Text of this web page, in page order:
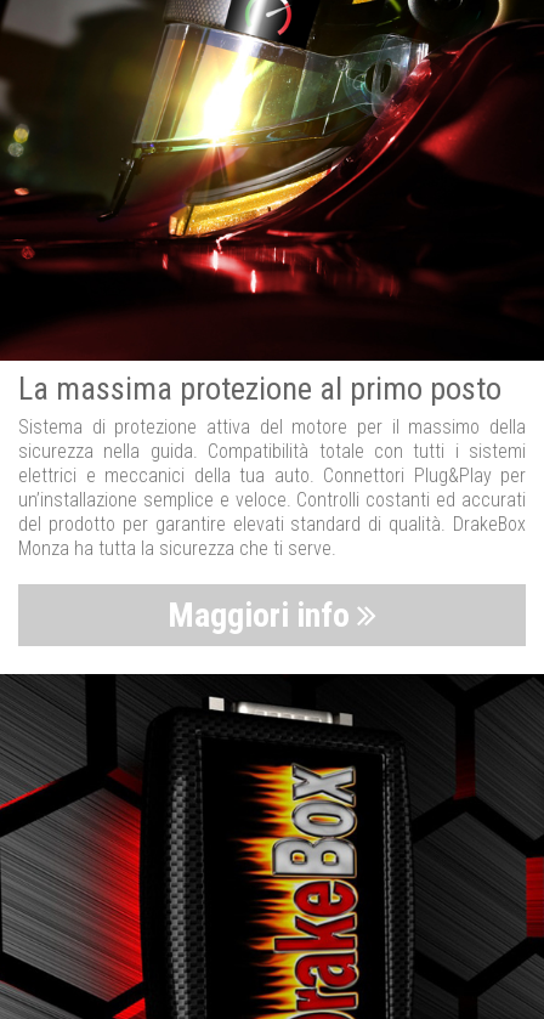
La massima protezione al primo posto
Sistema di protezione attiva del motore per il massimo della
sicurezza nella guida. Compatibilità totale con tutti i sistemi
elettrici e meccanici della tua auto. Connettori Plug&Play per
un’installazione semplice e veloce. Controlli costanti ed accurati
del prodotto per garantire elevati standard di qualità. DrakeBox
Monza ha tutta la sicurezza che ti serve.
Maggiori info